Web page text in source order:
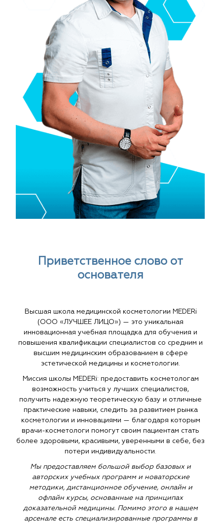
Приветственное слово от
основателя
Высшая школа медицинской косметологии MEDERi
(ООО «ЛУЧШЕЕ ЛИЦО») — это уникальная
инновационная учебная площадка для обучения и
повышения квалификации специалистов со средним и
высшим медицинским образованием в сфере
эстетической медицины и косметологии.
Миссия школы MEDERi: предоставить косметологам
возможность учиться у лучших специалистов,
получить надежную теоретическую базу и отличные
практические навыки, следить за развитием рынка
косметологии и инновациями — благодаря которым
врачи-косметологи помогут своим пациентам стать
более здоровыми, красивыми, уверенными в себе, без
потери индивидуальности.
Мы предоставляем большой выбор базовых и
авторских учебных программ и новаторские
методики, дистанционное обучение, онлайн и
офлайн курсы, основанные на принципах
доказательной медицины. Помимо этого в нашем
арсенале есть специализированные программы в